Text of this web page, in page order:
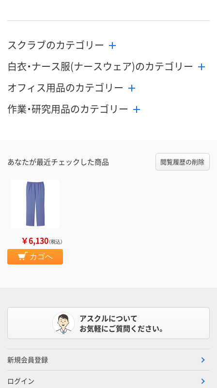
お届け日 9月2日（水）まで 9月2日（水）まで 9月2日（水）
数量
カゴへ
数量
カゴへ カ
スクラブのカテゴリー
白衣・ナース服(ナースウェア)のカテゴリー
オフィス用品のカテゴリー
作業・研究用品のカテゴリー
あなたが最近チェックした商品 閲覧履歴の削除
￥6,130（税込）
カゴへ
アスクルについて
お気軽にご質問ください。
新規会員登録
ログイン